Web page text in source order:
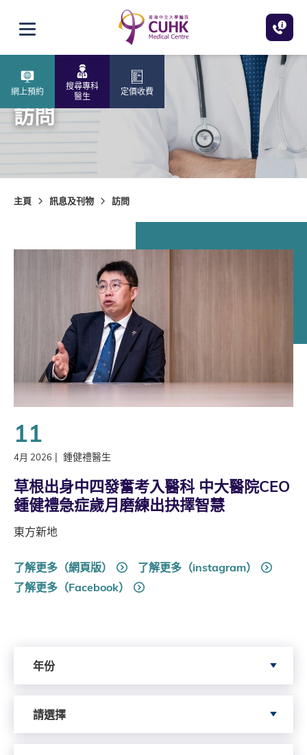
打開選單
網上預約
搜尋專科
醫生
定價收費
訪問
主頁 訊息及刊物 訪問
11
4月 2026 | 鍾健禮醫生
草根出身中四發奮考入醫科 中大醫院CEO
鍾健禮急症歲月磨練出抉擇智慧
東方新地
了解更多（網頁版）
了解更多（instagram）
了解更多（Facebook）
年份
請選擇